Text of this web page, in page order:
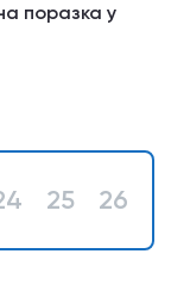
поразка у
25 26